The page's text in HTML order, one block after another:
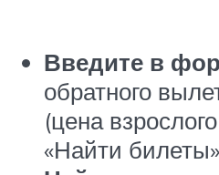
Введите в
обратного
(цена
«Найти билеты»